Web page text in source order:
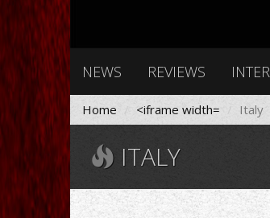
NEWS REVIEWS
Home <iframe width= Italy
ITALY